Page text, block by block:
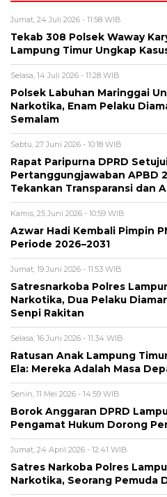
Jumat, 24 Juli 2026 - 11:58 WIB
Tekab 308 Polsek Waway
Lampung Timur Ungkap
Selasa, 14 Juli 2026 - 11:28 WIB
Polsek Labuhan Maringgai
Narkotika, Enam Pelaku
Semalam
Sabtu, 27 Juni 2026 - 10:18 WIB
Rapat Paripurna DPRD
Pertanggungjawaban APBD
Tekankan Transparansi dan
Kamis, 25 Juni 2026 - 10:59 WIB
Azwar Hadi Kembali Pimpin
Periode 2026–2031
Jumat, 19 Juni 2026 - 11:53 WIB
Satresnarkoba Polres
Narkotika, Dua Pelaku
Senpi Rakitan
Selasa, 16 Juni 2026 - 11:34 WIB
Ratusan Anak Lampung
Ela: Mereka Adalah Masa
Senin, 11 Mei 2026 - 14:59 WIB
Borok Anggaran DPRD
Pengamat Hukum Dorong
Jumat, 24 April 2026 - 12:41 WIB
Satres Narkoba Polres
Narkotika, Seorang Pemuda